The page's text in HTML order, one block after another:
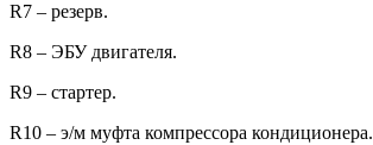
R7 – резерв.
R8 – ЭБУ двигателя.
R9 – стартер.
R10 – э/м муфта компрессора кондиционера.